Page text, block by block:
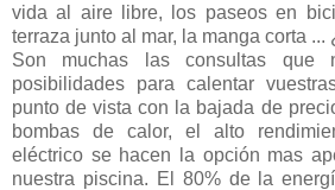
vida al aire libre, los paseos en
terraza junto al mar, la manga corta ...
Son muchas las consultas que
posibilidades para calentar
punto de vista con la bajada de
bombas de calor, el alto
eléctrico se hacen la opción mas
nuestra piscina. El 80% de la